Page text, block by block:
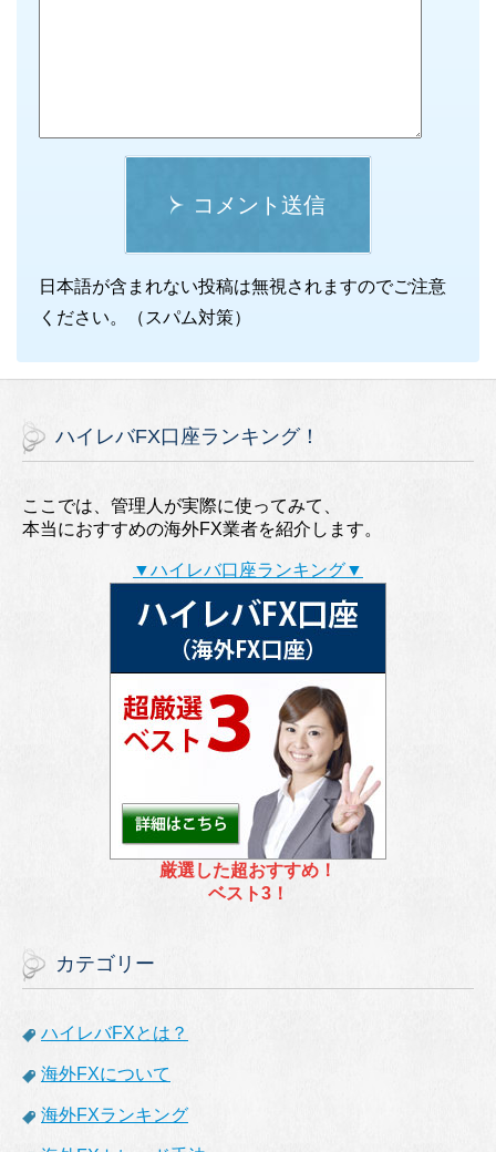
コメント送信
日本語が含まれない投稿は無視されますのでご注意
ください。（スパム対策）
ハイレバFX口座ランキング！
ここでは、管理人が実際に使ってみて、
本当におすすめの海外FX業者を紹介します。
▼ハイレバ口座ランキング▼
厳選した超おすすめ！
ベスト3！
カテゴリー
ハイレバFXとは？
海外FXについて
海外FXランキング